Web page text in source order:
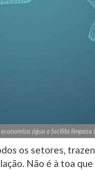
água e facilita limpeza
os setores,
Não é à toa